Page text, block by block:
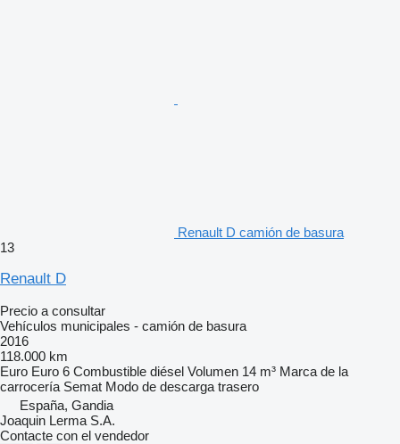
Renault D camión de basura
13
Renault D
Precio a consultar
Vehículos municipales - camión de basura
2016
118.000 km
Euro Euro 6 Combustible diésel Volumen 14 m³ Marca de la
carrocería Semat Modo de descarga trasero
España, Gandia
Joaquin Lerma S.A.
Contacte con el vendedor